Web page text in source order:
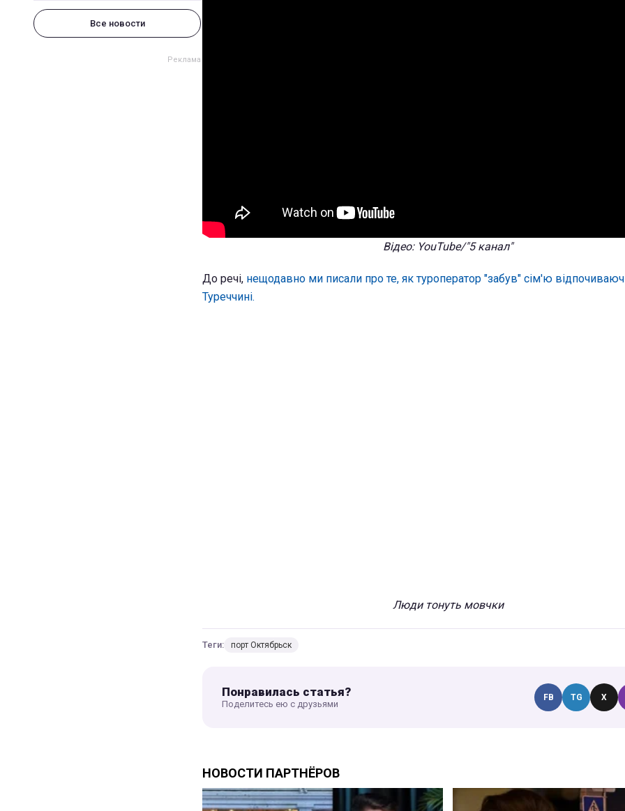
Все новости
Відео: YouTube/"5 канал"
До речі, нещодавно ми писали про те, як туроператор "забув" сім'ю
Туреччині.
Люди тонуть мовчки
Теги: порт Октябрьск
Понравилась статья?
Поделитесь ею с друзьями
FB TG X